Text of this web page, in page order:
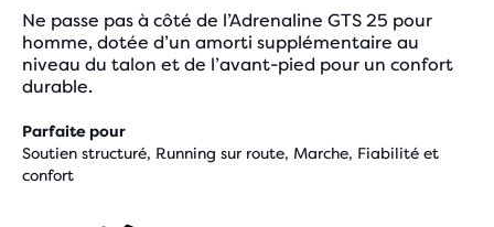
Ne passe pas à côté de l’Adrenaline GTS 25 pour
homme, dotée d’un amorti supplémentaire au
niveau du talon et de l’avant-pied pour un confort
durable.
Parfaite pour
Soutien structuré, Running sur route, Marche, Fiabilité et
confort